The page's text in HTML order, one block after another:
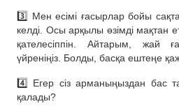
3️⃣ Мен есімі ғасырлар бойы
келді. Осы арқылы өзімді мақтан
қателесіппін. Айтарым, жай
үйреніңіз. Болды, басқа ештеңе
4️⃣ Егер сіз арманыңыздан бас
қалады?